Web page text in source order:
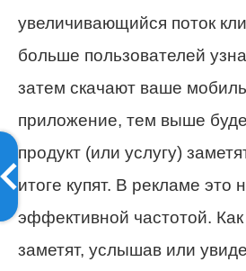
увеличивающийся поток
больше пользователей
затем скачают ваше
приложение, тем выше
продукт (или услугу)
итоге купят. В рекламе это
эффективной частотой.
заметят, услышав или